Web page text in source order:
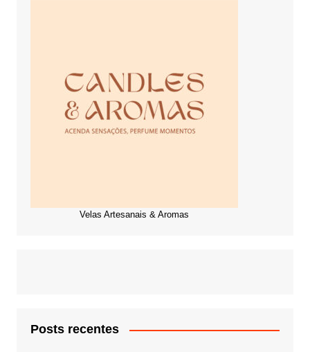
Velas Artesanais & Aromas
Posts recentes